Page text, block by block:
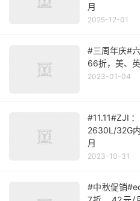
月
2025-12-01
#三周年庆#
66折，美、
2023-01-04
#11.11#ZJI
2630L/32G
月
2023-10-31
#中秋促销